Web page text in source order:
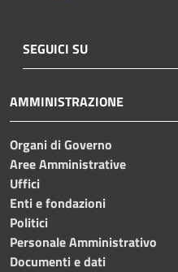
SEGUICI SU
AMMINISTRAZIONE
Organi di Governo
Aree Amministrative
Uffici
Enti e fondazioni
Politici
Personale Amministrativo
Documenti e dati